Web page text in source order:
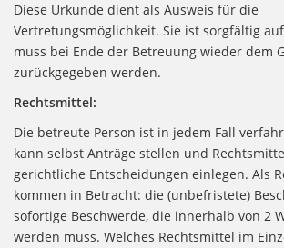
Diese Urkunde dient als Ausweis für die
Vertretungsmöglichkeit. Sie ist sorgfältig
muss bei Ende der Betreuung wieder dem
zurückgegeben werden.
Rechtsmittel:
Die betreute Person ist in jedem Fall
kann selbst Anträge stellen und
gerichtliche Entscheidungen einlegen. Als
kommen in Betracht: die (unbefristete)
sofortige Beschwerde, die innerhalb von 2
werden muss. Welches Rechtsmittel im